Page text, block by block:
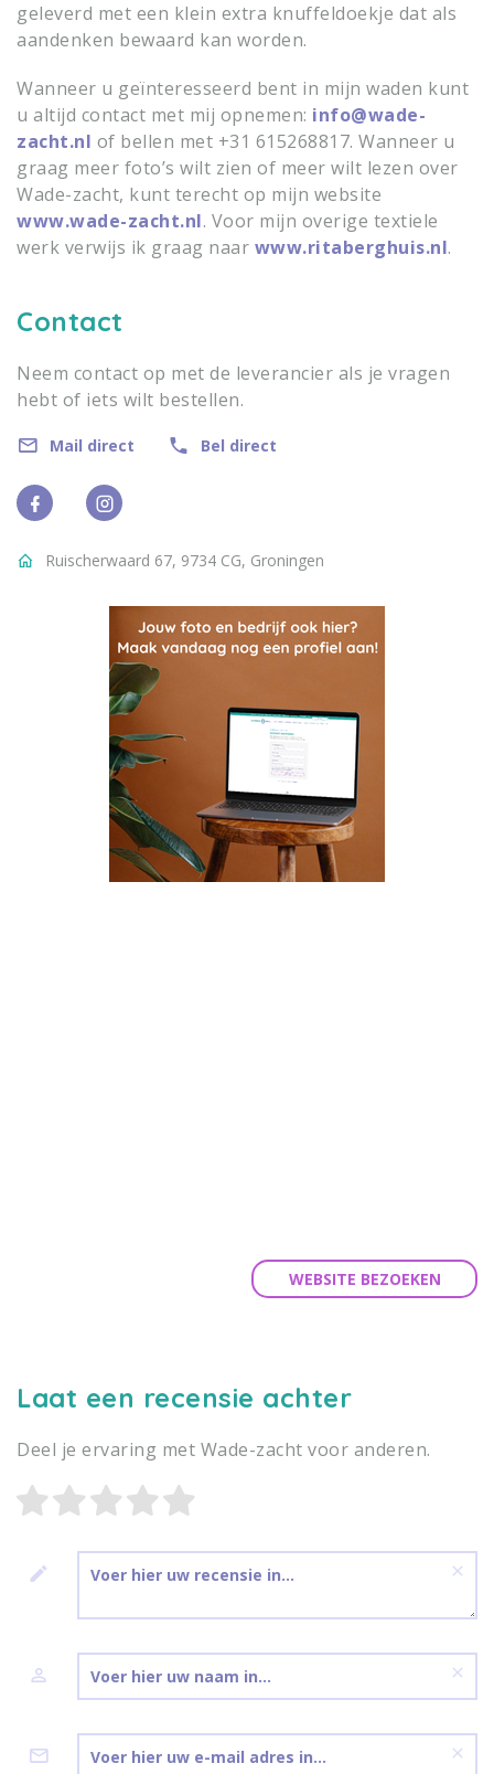
geleverd met een klein extra knuffeldoekje dat als
aandenken bewaard kan worden.
Wanneer u geïnteresseerd bent in mijn waden kunt
u altijd contact met mij opnemen: info@wade-
zacht.nl of bellen met +31 615268817. Wanneer u
graag meer foto’s wilt zien of meer wilt lezen over
Wade-zacht, kunt terecht op mijn website
www.wade-zacht.nl. Voor mijn overige textiele
werk verwijs ik graag naar www.ritaberghuis.nl.
Contact
Neem contact op met de leverancier als je vragen
hebt of iets wilt bestellen.
Mail direct Bel direct
Ruischerwaard 67, 9734 CG, Groningen
WEBSITE BEZOEKEN
Laat een recensie achter
Deel je ervaring met Wade-zacht voor anderen.